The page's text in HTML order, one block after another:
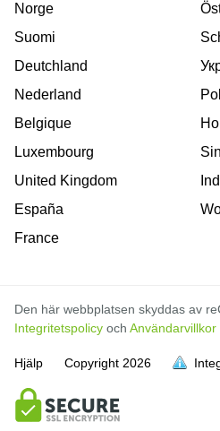
Norge
Suomi
Deutchland
Nederland
Belgique
Luxembourg
United Kingdom
España
France
Den här webbplatsen skyddas av
Integritetspolicy och Användarvillkor
Hjälp Copyright 2026